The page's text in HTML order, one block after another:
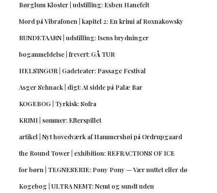
Børglum Kloster | udstilling: Esben Hanefelt
Mord på Vibrafonen | kapitel 2: En krimi af Roxnakowsky
RUNDETAARN | udstilling: Isens brydninger
boganmeldelse | frevert: GÅ TUR
HELSINGØR | Gadeteater: Passage Festival
Asger Schnack | digt: At sidde på Palæ Bar
KOGEBOG | Tyrkisk: Sofra
KRIMI | sommer: Efterspillet
artikel | Nyt hovedværk af Hammershøi på Ordrupgaard
the Round Tower | exhibition: REFRACTIONS OF ICE
for børn | TEGNESERIE: Pony Pony — Vær nuttet eller dø
Kogebog | ULTRA NEMT: Nemt og sundt uden